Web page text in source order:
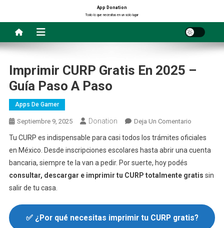
contenido
App Donation
Todo lo que necesitas en un solo lugar
Imprimir CURP Gratis En 2025 –
Guía Paso A Paso
Apps De Gamer
Septiembre 9, 2025 Donation Deja Un ComentarioEn
2025
Paso
Tu CURP es indispensable para casi todos los trámites oficiales
en México. Desde inscripciones escolares hasta abrir una cuenta
bancaria, siempre te la van a pedir. Por suerte, hoy podés
consultar, descargar e imprimir tu CURP totalmente gratis sin
salir de tu casa.
✅ ¿Por qué necesitas imprimir tu CURP gratis?